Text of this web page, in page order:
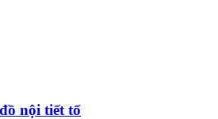
nội tiết tố